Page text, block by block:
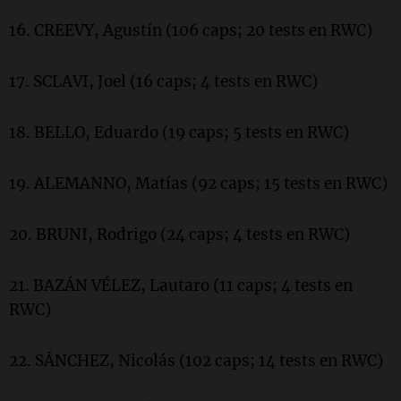
16. CREEVY, Agustín (106 caps; 20 tests en RWC)
17. SCLAVI, Joel (16 caps; 4 tests en RWC)
18. BELLO, Eduardo (19 caps; 5 tests en RWC)
19. ALEMANNO, Matías (92 caps; 15 tests en RWC)
20. BRUNI, Rodrigo (24 caps; 4 tests en RWC)
21. BAZÁN VÉLEZ, Lautaro (11 caps; 4 tests en
RWC)
22. SÁNCHEZ, Nicolás (102 caps; 14 tests en RWC)